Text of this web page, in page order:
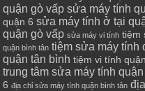
quận gò vấp sửa máy tính
quận 6 sửa máy tính ở tại
quận gò vấp sửa máy vi tính tiệm
quận bình tân tiệm sửa máy tính
quận tân bình tiệm vi tính
trung tâm sửa máy tính
6 địa chỉ sửa máy tính quận bình tân